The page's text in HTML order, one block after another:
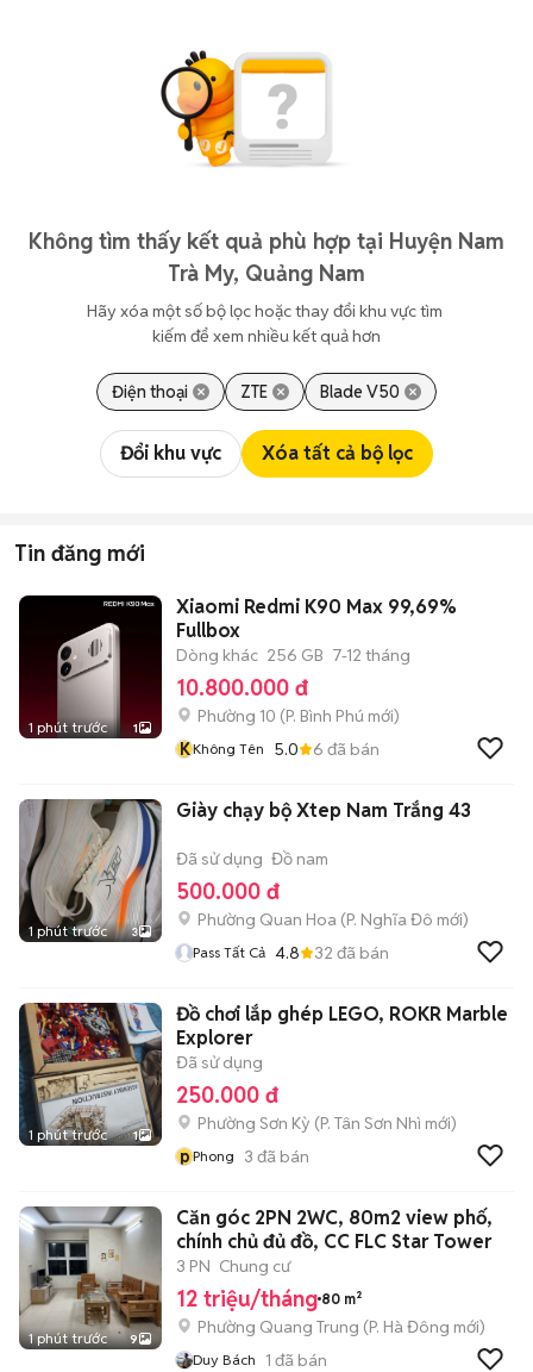
Không tìm thấy kết quả phù hợp tại Huyện Nam
Trà My, Quảng Nam
Hãy xóa một số bộ lọc hoặc thay đổi khu vực tìm
kiếm để xem nhiều kết quả hơn
Điện thoại ZTE Blade V50
Đổi khu vực Xóa tất cả bộ lọc
Tin đăng mới
1 phút trước 1
Xiaomi Redmi K90 Max 99,69%
Fullbox
Dòng khác 256 GB 7-12 tháng
10.800.000 đ
Phường 10 (P. Bình Phú mới)
KKhông Tên 5.0 6 đã bán
1 phút trước 3
Giày chạy bộ Xtep Nam Trắng 43
Đã sử dụng Đồ nam
500.000 đ
Phường Quan Hoa (P. Nghĩa Đô mới)
Pass Tất Cả 4.8 32 đã bán
1 phút trước 1
Đồ chơi lắp ghép LEGO, ROKR Marble
Explorer
Đã sử dụng
250.000 đ
Phường Sơn Kỳ (P. Tân Sơn Nhì mới)
pPhong 3 đã bán
1 phút trước 9
Căn góc 2PN 2WC, 80m2 view phố,
chính chủ đủ đồ, CC FLC Star Tower
3 PN Chung cư
12 triệu/tháng 80 m²
Phường Quang Trung (P. Hà Đông mới)
Duy Bách 1 đã bán